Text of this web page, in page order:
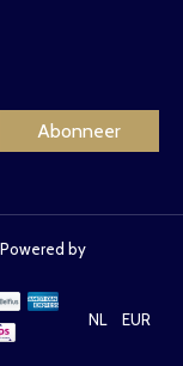
Abonneer
by
NL EUR